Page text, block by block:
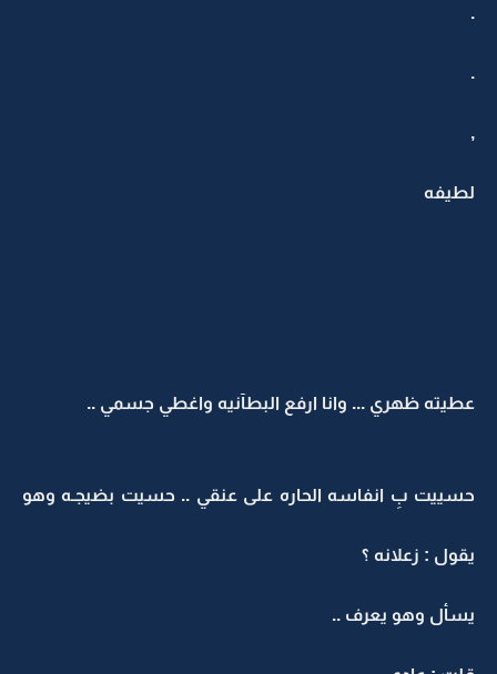
.
.
,
لطيفه
عطيته ظهري ... وانا ارفع البطآنيه واغطي جسمي ..
حسييت بِ انفاسه الحاره على عنقي .. حسيت بضيجـه وهو
يقول : زعلانه ؟
يسأل وهو يعرف ..